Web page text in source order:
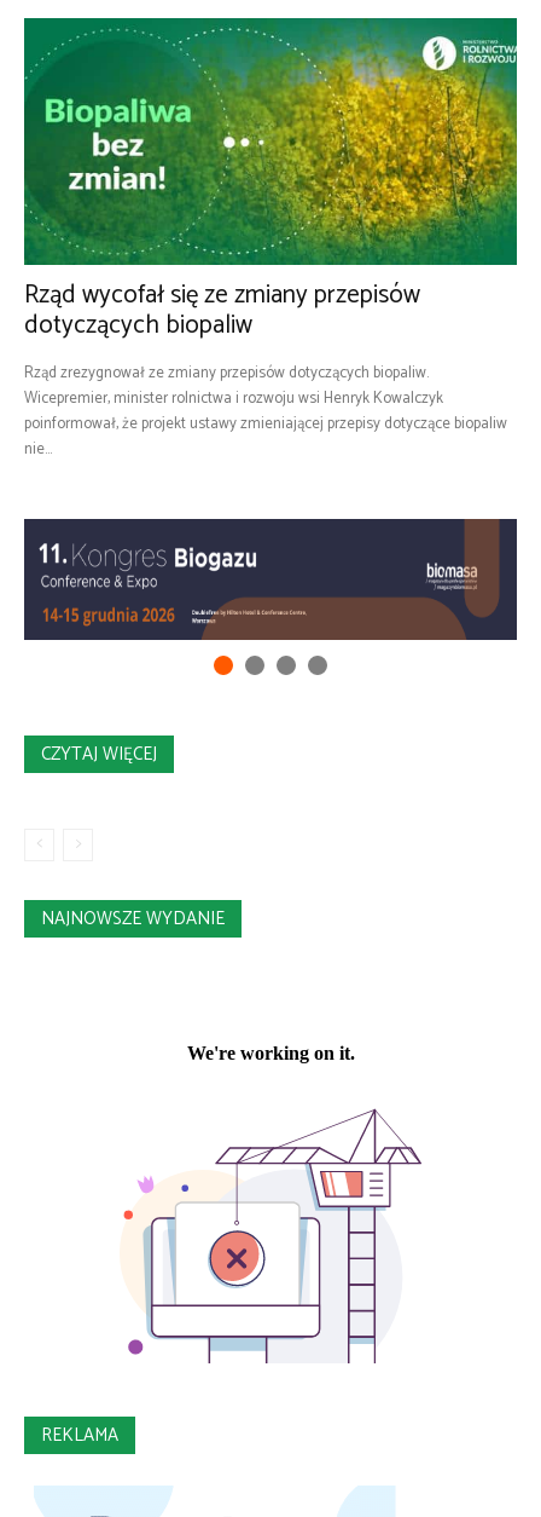
Rząd wycofał się ze zmiany przepisów
dotyczących biopaliw
Rząd zrezygnował ze zmiany przepisów dotyczących biopaliw.
Wicepremier, minister rolnictwa i rozwoju wsi Henryk Kowalczyk
poinformował, że projekt ustawy zmieniającej przepisy dotyczące biopaliw
nie...
CZYTAJ WIĘCEJ
NAJNOWSZE WYDANIE
REKLAMA